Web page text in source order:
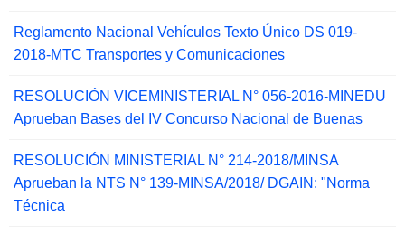
Reglamento Nacional Vehículos Texto Único DS 019-
2018-MTC Transportes y Comunicaciones
RESOLUCIÓN VICEMINISTERIAL N° 056-2016-MINEDU
Aprueban Bases del IV Concurso Nacional de Buenas
RESOLUCIÓN MINISTERIAL N° 214-2018/MINSA
Aprueban la NTS N° 139-MINSA/2018/ DGAIN: "Norma
Técnica